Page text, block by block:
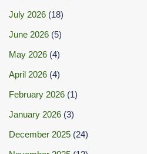
July 2026 (18)
June 2026 (5)
May 2026 (4)
April 2026 (4)
February 2026 (1)
January 2026 (3)
December 2025 (24)